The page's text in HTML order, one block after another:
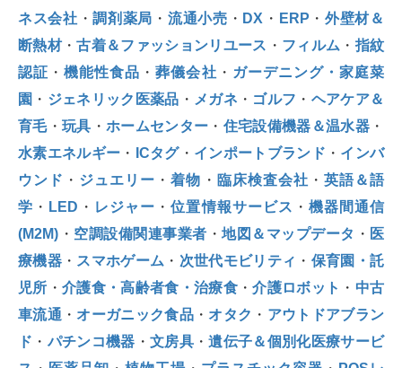
ネス会社 ・調剤薬局 ・ 流通小売 ・ DX ・ ERP ・外壁材＆
断熱材・古着＆ファッションリユース ・ フィルム ・ 指紋
認証 ・機能性食品 ・葬儀会社 ・ ガーデニング・家庭菜
園 ・ ジェネリック医薬品 ・ メガネ ・ ゴルフ ・ ヘアケア＆
育毛・玩具 ・ホームセンター ・ 住宅設備機器＆温水器 ・
水素エネルギー ・ ICタグ・ インポートブランド ・ インバ
ウンド ・ ジュエリー ・着物 ・ 臨床検査会社 ・ 英語＆語
学 ・ LED ・ レジャー ・位置情報サービス ・ 機器間通信
(M2M) ・ 空調設備関連事業者 ・ 地図＆マップデータ ・ 医
療機器 ・ スマホゲーム ・ 次世代モビリティ ・ 保育園・託
児所 ・介護食・高齢者食・治療食 ・介護ロボット ・ 中古
車流通 ・ オーガニック食品 ・ オタク ・ アウトドアブラン
ド ・パチンコ機器 ・文房具 ・遺伝子＆個別化医療サービ